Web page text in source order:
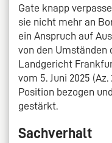
Gate knapp
sie nicht mehr an
ein Anspruch auf
von den Umständen
Landgericht
vom 5. Juni 2025
Position bezogen
gestärkt.
Sachverhalt